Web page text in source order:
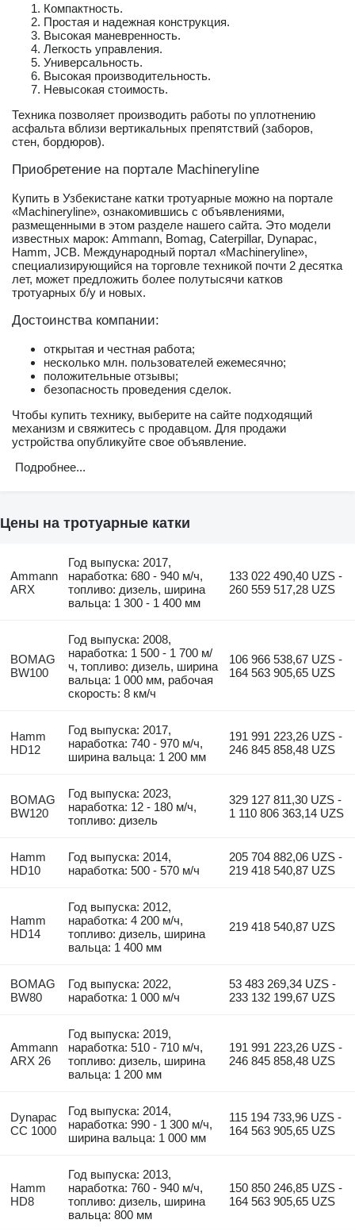
Компактность.
Простая и надежная конструкция.
Высокая маневренность.
Легкость управления.
Универсальность.
Высокая производительность.
Невысокая стоимость.
Техника позволяет производить работы по уплотнению
асфальта вблизи вертикальных препятствий (заборов,
стен, бордюров).
Приобретение на портале Machineryline
Купить в Узбекистане катки тротуарные можно на портале
«Machineryline», ознакомившись с объявлениями,
размещенными в этом разделе нашего сайта. Это модели
известных марок: Ammann, Bomag, Caterpillar, Dynapac,
Hamm, JCB. Международный портал «Machineryline»,
специализирующийся на торговле техникой почти 2 десятка
лет, может предложить более полутысячи катков
тротуарных б/у и новых.
Достоинства компании:
открытая и честная работа;
несколько млн. пользователей ежемесячно;
положительные отзывы;
безопасность проведения сделок.
Чтобы купить технику, выберите на сайте подходящий
механизм и свяжитесь с продавцом. Для продажи
устройства опубликуйте свое объявление.
Подробнее...
Цены на тротуарные катки
Ammann
ARX
Год выпуска: 2017,
наработка: 680 - 940 м/ч,
топливо: дизель, ширина
вальца: 1 300 - 1 400 мм
133 022 490,40 UZS -
260 559 517,28 UZS
BOMAG
BW100
Год выпуска: 2008,
наработка: 1 500 - 1 700 м/
ч, топливо: дизель, ширина
вальца: 1 000 мм, рабочая
скорость: 8 км/ч
106 966 538,67 UZS -
164 563 905,65 UZS
Hamm
HD12
Год выпуска: 2017,
наработка: 740 - 970 м/ч,
ширина вальца: 1 200 мм
191 991 223,26 UZS -
246 845 858,48 UZS
BOMAG
BW120
Год выпуска: 2023,
наработка: 12 - 180 м/ч,
топливо: дизель
329 127 811,30 UZS -
1 110 806 363,14 UZS
Hamm
HD10
Год выпуска: 2014,
наработка: 500 - 570 м/ч
205 704 882,06 UZS -
219 418 540,87 UZS
Hamm
HD14
Год выпуска: 2012,
наработка: 4 200 м/ч,
топливо: дизель, ширина
вальца: 1 400 мм
219 418 540,87 UZS
BOMAG
BW80
Год выпуска: 2022,
наработка: 1 000 м/ч
53 483 269,34 UZS -
233 132 199,67 UZS
Ammann
ARX 26
Год выпуска: 2019,
наработка: 510 - 710 м/ч,
топливо: дизель, ширина
вальца: 1 200 мм
191 991 223,26 UZS -
246 845 858,48 UZS
Dynapac
CC 1000
Год выпуска: 2014,
наработка: 990 - 1 300 м/ч,
ширина вальца: 1 000 мм
115 194 733,96 UZS -
164 563 905,65 UZS
Hamm
HD8
Год выпуска: 2013,
наработка: 760 - 940 м/ч,
топливо: дизель, ширина
вальца: 800 мм
150 850 246,85 UZS -
164 563 905,65 UZS